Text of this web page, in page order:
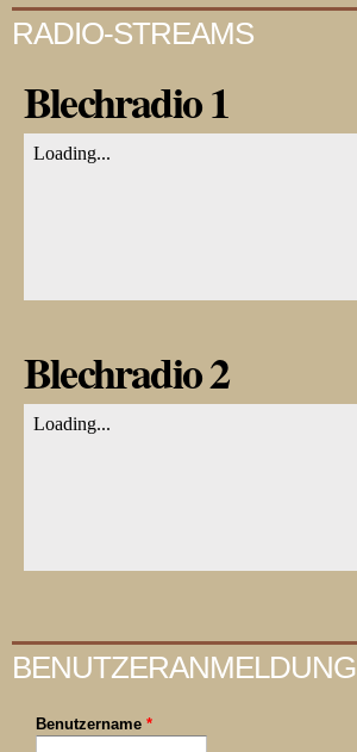
RADIO-STREAMS
Blechradio 1
Blechradio 2
BENUTZERANMELDUNG
Benutzername *